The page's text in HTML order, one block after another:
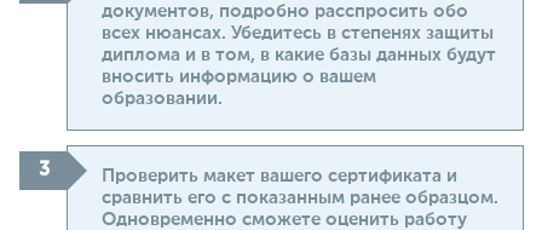
документов, подробно расспросить обо
всех нюансах. Убедитесь в степенях защиты
диплома и в том, в какие базы данных будут
вносить информацию о вашем
образовании.
Проверить макет вашего сертификата и
сравнить его с показанным ранее образцом.
Одновременно сможете оценить работу